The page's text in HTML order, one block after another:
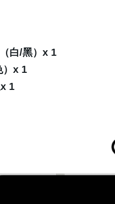
白/黑）x 1
）x 1
1